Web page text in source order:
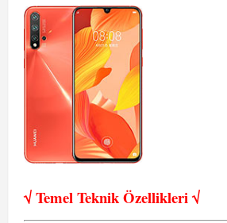
√ Temel Teknik Özellikleri √